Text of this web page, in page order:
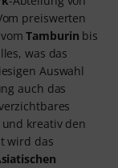
preiswerten
Tamburin bis
was das
Auswahl
auch das
kreativ den
wird das